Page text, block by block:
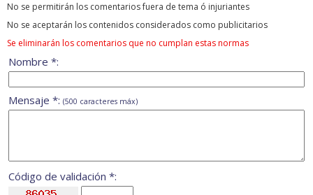
No se permitirán los comentarios fuera de tema ó injuriantes
No se aceptarán los contenidos considerados como publicitarios
Se eliminarán los comentarios que no cumplan estas normas
Nombre *:
Mensaje *: (500 caracteres máx)
Código de validación *: